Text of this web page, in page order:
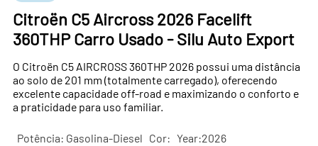
Citroën C5 Aircross 2026 Facelift
360THP Carro Usado - Silu Auto Export
O Citroën C5 AIRCROSS 360THP 2026 possui uma distância
ao solo de 201 mm (totalmente carregado), oferecendo
excelente capacidade off-road e maximizando o conforto e
a praticidade para uso familiar.
Potência: Gasolina-Diesel Cor: Year:2026